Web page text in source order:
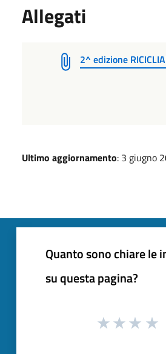
Allegati
2^ edizione
Ultimo aggiornamento: 3 giugno
Quanto sono chiare le
su questa pagina?